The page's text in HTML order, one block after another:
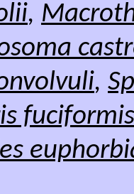
,
,
fuciformis